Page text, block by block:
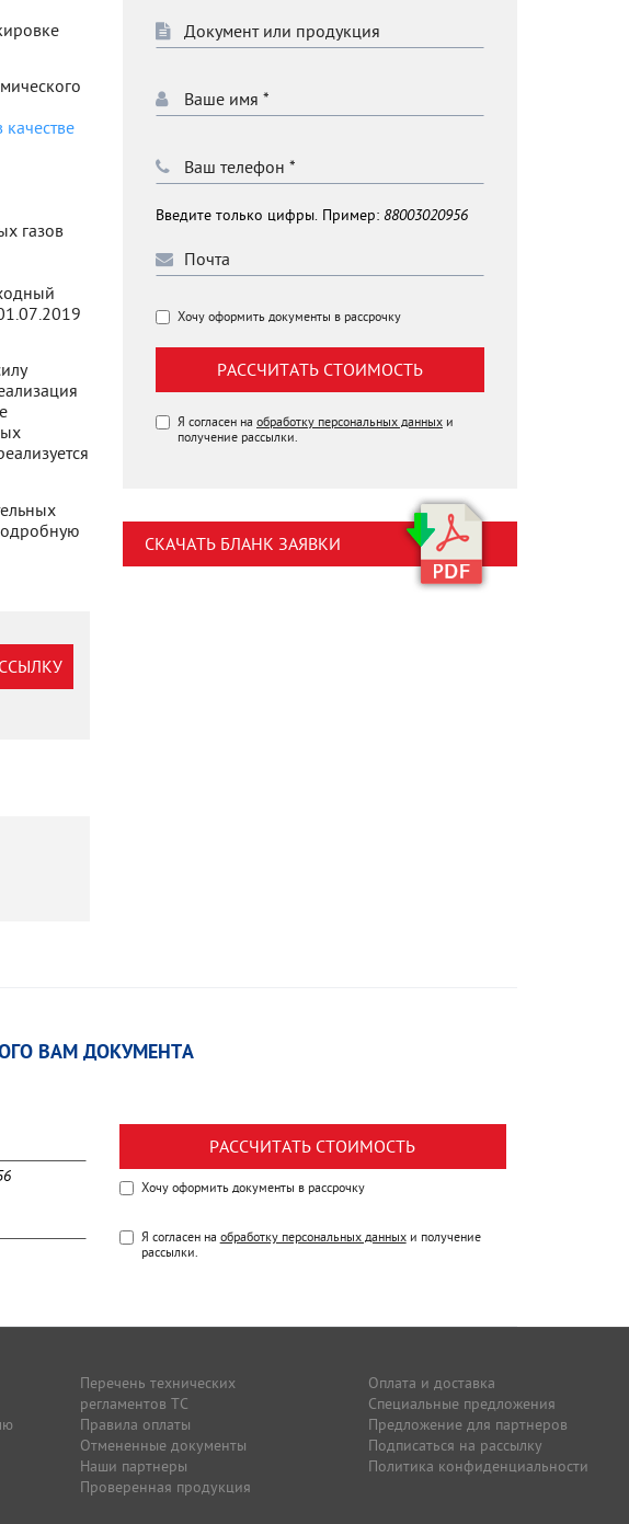
газов
Введите только цифры. Пример: 88003020956
Хочу оформить документы в рассрочку
РАССЧИТАТЬ СТОИМОСТЬ
Я согласен на обработку персональных данных и
получение рассылки.
СКАЧАТЬ БЛАНК ЗАЯВКИ
ВАМ ДОКУМЕНТА
РАССЧИТАТЬ СТОИМОСТЬ
Хочу оформить документы в рассрочку
Я согласен на обработку персональных данныхи получение
рассылки.
Перечень технических
регламентов ТС
Правила оплаты
Отмененные документы
Наши партнеры
Проверенная продукция
Оплата и доставка
Специальные предложения
Предложение для партнеров
Подписаться на рассылку
Политика конфиденциальности